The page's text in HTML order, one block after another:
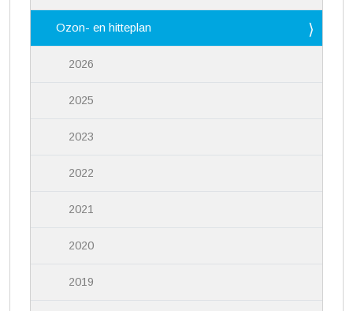
Ozon- en hitteplan
2026
2025
2023
2022
2021
2020
2019